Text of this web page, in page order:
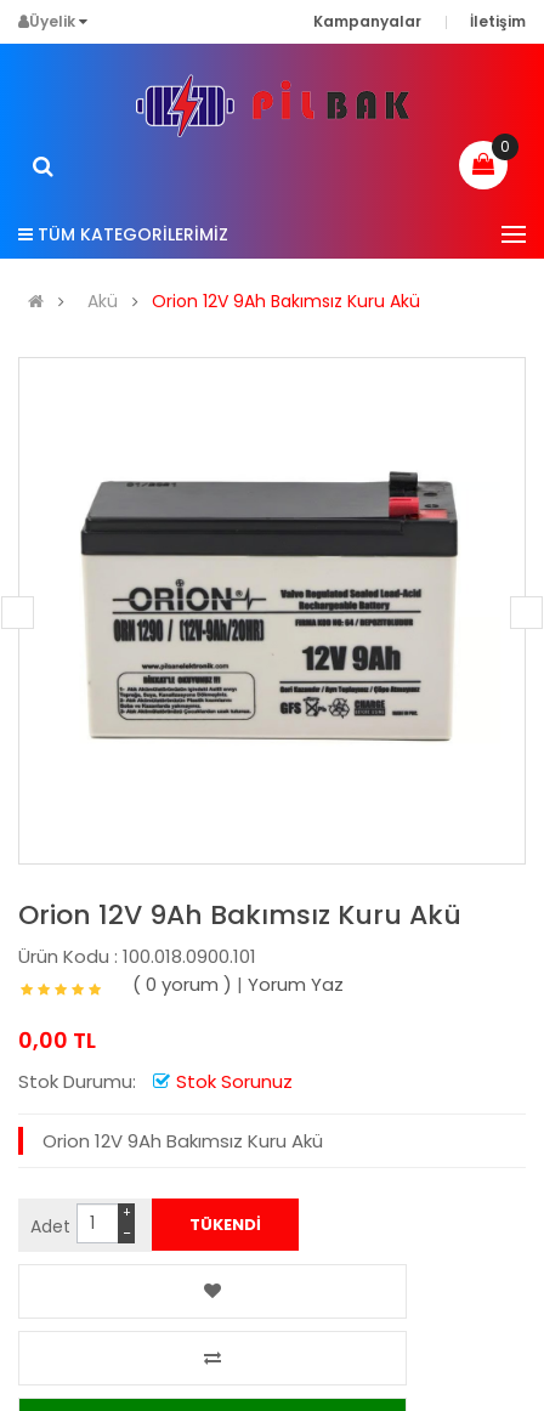
Üyelik Kampanyalar İletişim
0
TÜM KATEGORİLERİMİZ
Akü Orion 12V 9Ah Bakımsız Kuru Akü
Orion 12V 9Ah Bakımsız Kuru Akü
Ürün Kodu : 100.018.0900.101
( 0 yorum ) | Yorum Yaz
0,00 TL
Stok Durumu: Stok Sorunuz
Orion 12V 9Ah Bakımsız Kuru Akü
Adet −
+